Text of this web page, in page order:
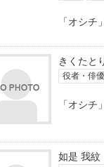
「オシチ
きくたと
役者・俳優
「オシチ
如是 我紋